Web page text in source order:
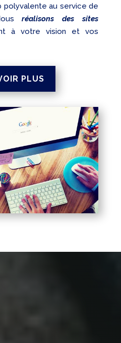
polyvalente au service de
réalisons des sites
à votre vision et vos
PLUS